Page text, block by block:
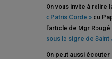
On vous invite à relire
« Patris Corde »du
l’article de Mgr Rougé
sous le signe de Saint
On peut aussi écouter